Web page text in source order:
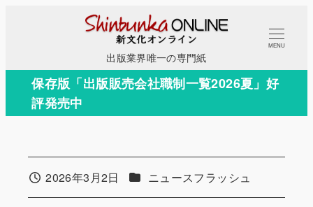
コ
テ
出版業界唯一の専門紙
MENU
保存版「出版販売会社職制一覧2026夏」好
評発売中
投稿日2026年3月2日 カテゴリー
ニュースフラッシュ